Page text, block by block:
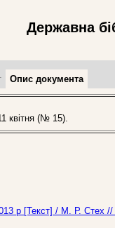
Державна
Опис документа
квітня (№ 15).
2013 р [Текст] / М. Р.